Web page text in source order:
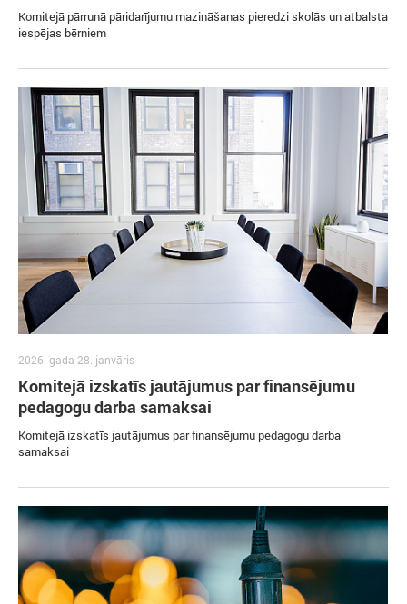
Komitejā pārrunā pāridarījumu mazināšanas pieredzi skolās un atbalsta
iespējas bērniem
2026. gada 28. janvāris
Komitejā izskatīs jautājumus par finansējumu
pedagogu darba samaksai
Komitejā izskatīs jautājumus par finansējumu pedagogu darba
samaksai